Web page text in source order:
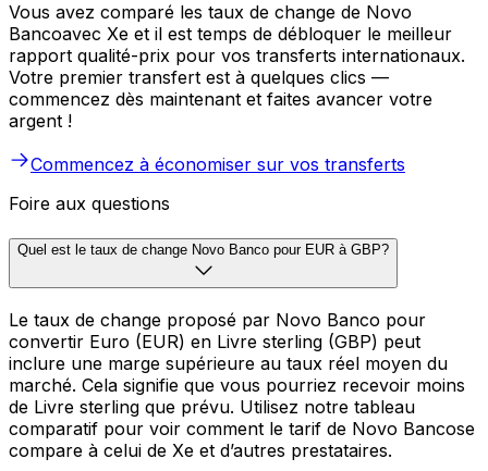
Vous avez comparé les taux de change de Novo
Bancoavec Xe et il est temps de débloquer le meilleur
rapport qualité-prix pour vos transferts internationaux.
Votre premier transfert est à quelques clics —
commencez dès maintenant et faites avancer votre
argent !
Commencez à économiser sur vos transferts
Foire aux questions
Quel est le taux de change Novo Banco pour EUR à GBP?
Le taux de change proposé par Novo Banco pour
convertir Euro (EUR) en Livre sterling (GBP) peut
inclure une marge supérieure au taux réel moyen du
marché. Cela signifie que vous pourriez recevoir moins
de Livre sterling que prévu. Utilisez notre tableau
comparatif pour voir comment le tarif de Novo Bancose
compare à celui de Xe et d’autres prestataires.